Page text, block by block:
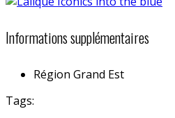
Informations supplémentaires
Région Grand Est
Tags: